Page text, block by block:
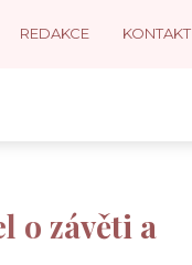
REDAKCE KONTAKT
o závěti a